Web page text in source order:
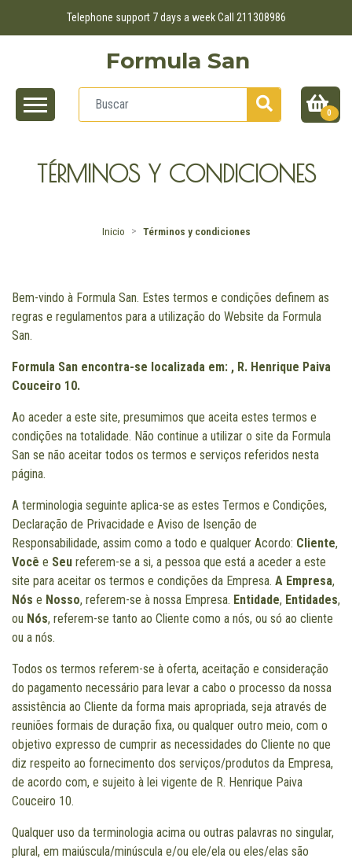
Telephone support 7 days a week Call 211308986
Formula San
0
TÉRMINOS Y CONDICIONES
Inicio Términos y condiciones
Bem-vindo à Formula San. Estes termos e condições definem as
regras e regulamentos para a utilização do Website da Formula
San.
Formula San encontra-se localizada em: , R. Henrique Paiva
Couceiro 10.
Ao aceder a este site, presumimos que aceita estes termos e
condições na totalidade. Não continue a utilizar o site da Formula
San se não aceitar todos os termos e serviços referidos nesta
página.
A terminologia seguinte aplica-se as estes Termos e Condições,
Declaração de Privacidade e Aviso de Isenção de
Responsabilidade, assim como a todo e qualquer Acordo: Cliente,
Você e Seu referem-se a si, a pessoa que está a aceder a este
site para aceitar os termos e condições da Empresa. A Empresa,
Nós e Nosso, referem-se à nossa Empresa. Entidade, Entidades,
ou Nós, referem-se tanto ao Cliente como a nós, ou só ao cliente
ou a nós.
Todos os termos referem-se à oferta, aceitação e consideração
do pagamento necessário para levar a cabo o processo da nossa
assistência ao Cliente da forma mais apropriada, seja através de
reuniões formais de duração fixa, ou qualquer outro meio, com o
objetivo expresso de cumprir as necessidades do Cliente no que
diz respeito ao fornecimento dos serviços/produtos da Empresa,
de acordo com, e sujeito à lei vigente de R. Henrique Paiva
Couceiro 10.
Qualquer uso da terminologia acima ou outras palavras no singular,
plural, em maiúscula/minúscula e/ou ele/ela ou eles/elas são